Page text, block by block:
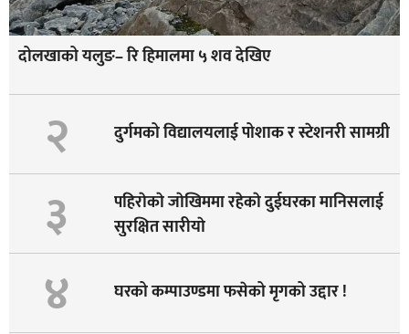
दोलखाको यलुङ– रि हिमालमा ५ शव देखिए
२ दुर्गमको विद्यालयलाई पोशाक र स्टेशनरी सामग्री
३
पहिराेकाे जाेखिममा रहेकाे दुईघरका मानिसलाई
सुरक्षित सारीयाे
४ घरको कम्पाउण्डमा फसेको मृगको उद्दार !